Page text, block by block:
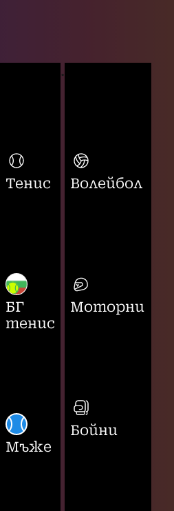
Тенис
БГ
тенис
Мъже
...
Волейбол
Моторни
Бойни